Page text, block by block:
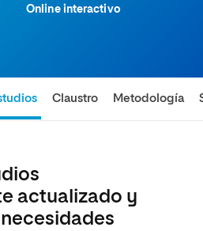
Online interactivo
Claustro Metodología
actualizado y